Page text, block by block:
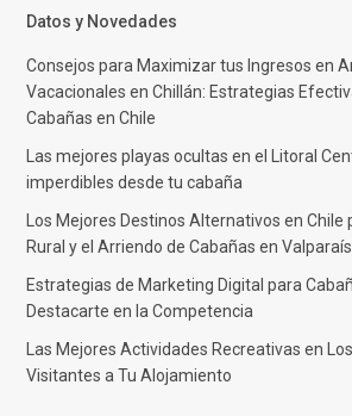
Datos y Novedades
Consejos para Maximizar tus Ingresos en
Vacacionales en Chillán: Estrategias
Cabañas en Chile
Las mejores playas ocultas en el Litoral
imperdibles desde tu cabaña
Los Mejores Destinos Alternativos en Chile
Rural y el Arriendo de Cabañas en
Estrategias de Marketing Digital para
Destacarte en la Competencia
Las Mejores Actividades Recreativas en
Visitantes a Tu Alojamiento